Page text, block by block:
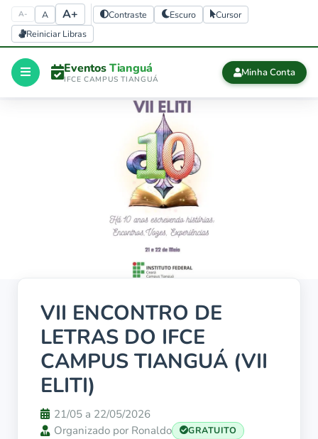
A- A A+ Contraste Escuro
Cursor
Reiniciar Libras
Sair
EventosTianguá
IFCE CAMPUS TIANGUÁ
Minha Conta
VII ENCONTRO DE
LETRAS DO IFCE
CAMPUS TIANGUÁ (VII
ELITI)
21/05 a 22/05/2026
Organizado por Ronaldo
GRATUITO